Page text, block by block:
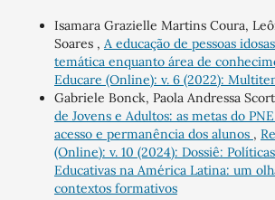
Isamara Grazielle Martins Coura,
Soares , A educação de pessoas
temática enquanto área de
Educare (Online): v. 6 (2022):
Gabriele Bonck, Paola Andressa
de Jovens e Adultos: as metas do
acesso e permanência dos alunos ,
(Online): v. 10 (2024): Dossiê:
Educativas na América Latina: um
contextos formativos